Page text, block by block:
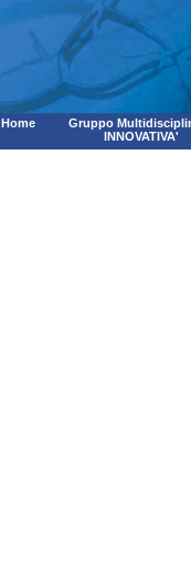
Home
Gruppo
INNOVATIVA'